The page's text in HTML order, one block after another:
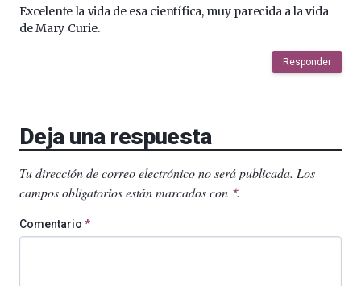
Excelente la vida de esa científica, muy parecida a la vida
de Mary Curie.
Responder
Deja una respuesta
Tu dirección de correo electrónico no será publicada. Los
campos obligatorios están marcados con *.
Comentario *